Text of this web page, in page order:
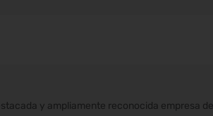
y ampliamente reconocida empresa